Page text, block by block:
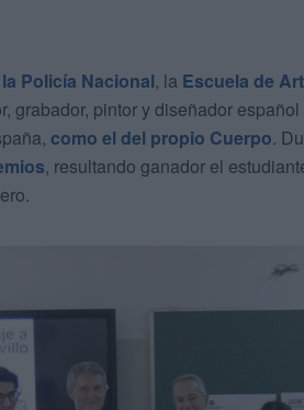
Policía Nacional, la Escuela de
grabador, pintor y diseñador
como el del propio Cuerpo.
, resultando ganador el